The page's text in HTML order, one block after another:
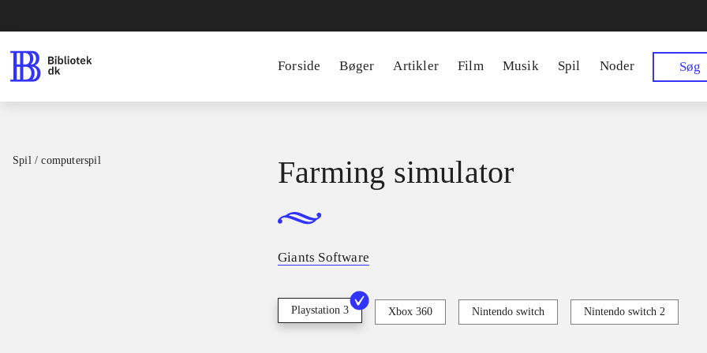
Forside Bøger Artikler Film Musik Spil Noder Søg
Spil / computerspil Farming simulator
Giants Software
Playstation 3 Xbox 360 Nintendo switch Nintendo switch 2